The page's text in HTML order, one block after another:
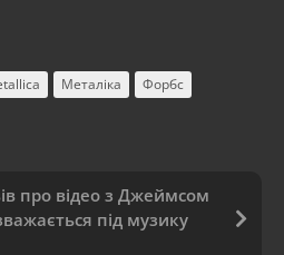
Металіка Форбс
про відео з Джеймсом
під музику